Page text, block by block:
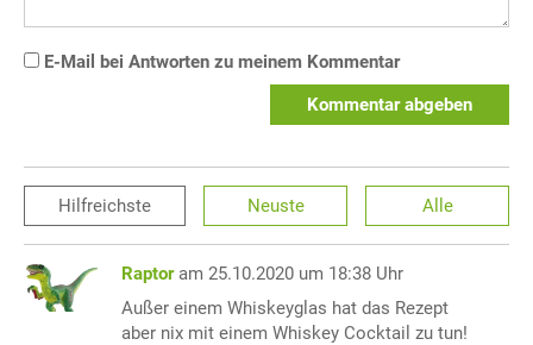
E-Mail bei Antworten zu meinem Kommentar
Kommentar abgeben
Hilfreichste Neuste Alle
Raptor am 25.10.2020 um 18:38 Uhr
Außer einem Whiskeyglas hat das Rezept
aber nix mit einem Whiskey Cocktail zu tun!